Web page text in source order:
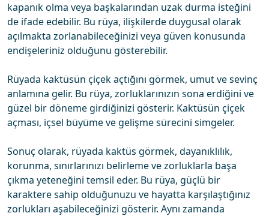
kapanık olma veya başkalarından uzak durma isteğini
de ifade edebilir. Bu rüya, ilişkilerde duygusal olarak
açılmakta zorlanabileceğinizi veya güven konusunda
endişeleriniz olduğunu gösterebilir.
Rüyada kaktüsün çiçek açtığını görmek, umut ve sevinç
anlamına gelir. Bu rüya, zorluklarınızın sona erdiğini ve
güzel bir döneme girdiğinizi gösterir. Kaktüsün çiçek
açması, içsel büyüme ve gelişme sürecini simgeler.
Sonuç olarak, rüyada kaktüs görmek, dayanıklılık,
korunma, sınırlarınızı belirleme ve zorluklarla başa
çıkma yeteneğini temsil eder. Bu rüya, güçlü bir
karaktere sahip olduğunuzu ve hayatta karşılaştığınız
zorlukları aşabileceğinizi gösterir. Aynı zamanda